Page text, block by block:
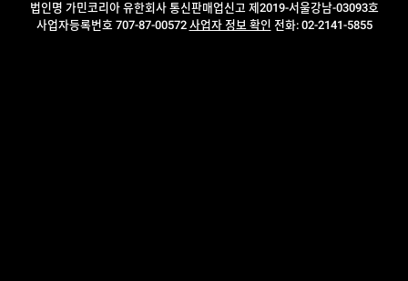
법인명 가민코리아 유한회사 통신판매업신고 제2019-서울강남-03093호
사업자등록번호 707-87-00572 사업자 정보 확인 전화: 02-2141-5855